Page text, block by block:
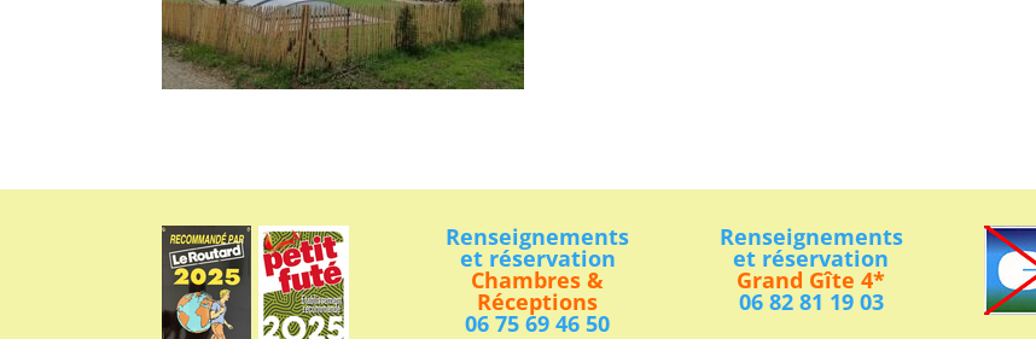
Renseignements
et réservation
Chambres &
Réceptions
06 75 69 46 50
Renseignements
et réservation
Grand Gîte 4*
06 82 81 19 03